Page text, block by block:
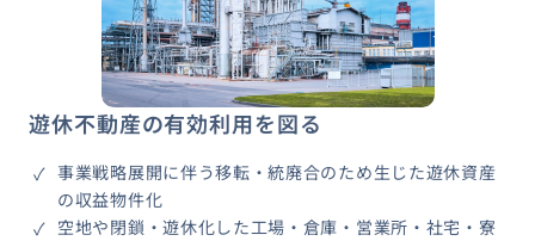
遊休不動産の有効利用を図る
事業戦略展開に伴う移転・統廃合のため生じた遊休資産
の収益物件化
空地や閉鎖・遊休化した工場・倉庫・営業所・社宅・寮